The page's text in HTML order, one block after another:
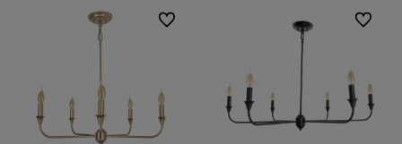
Do ulubionych Do